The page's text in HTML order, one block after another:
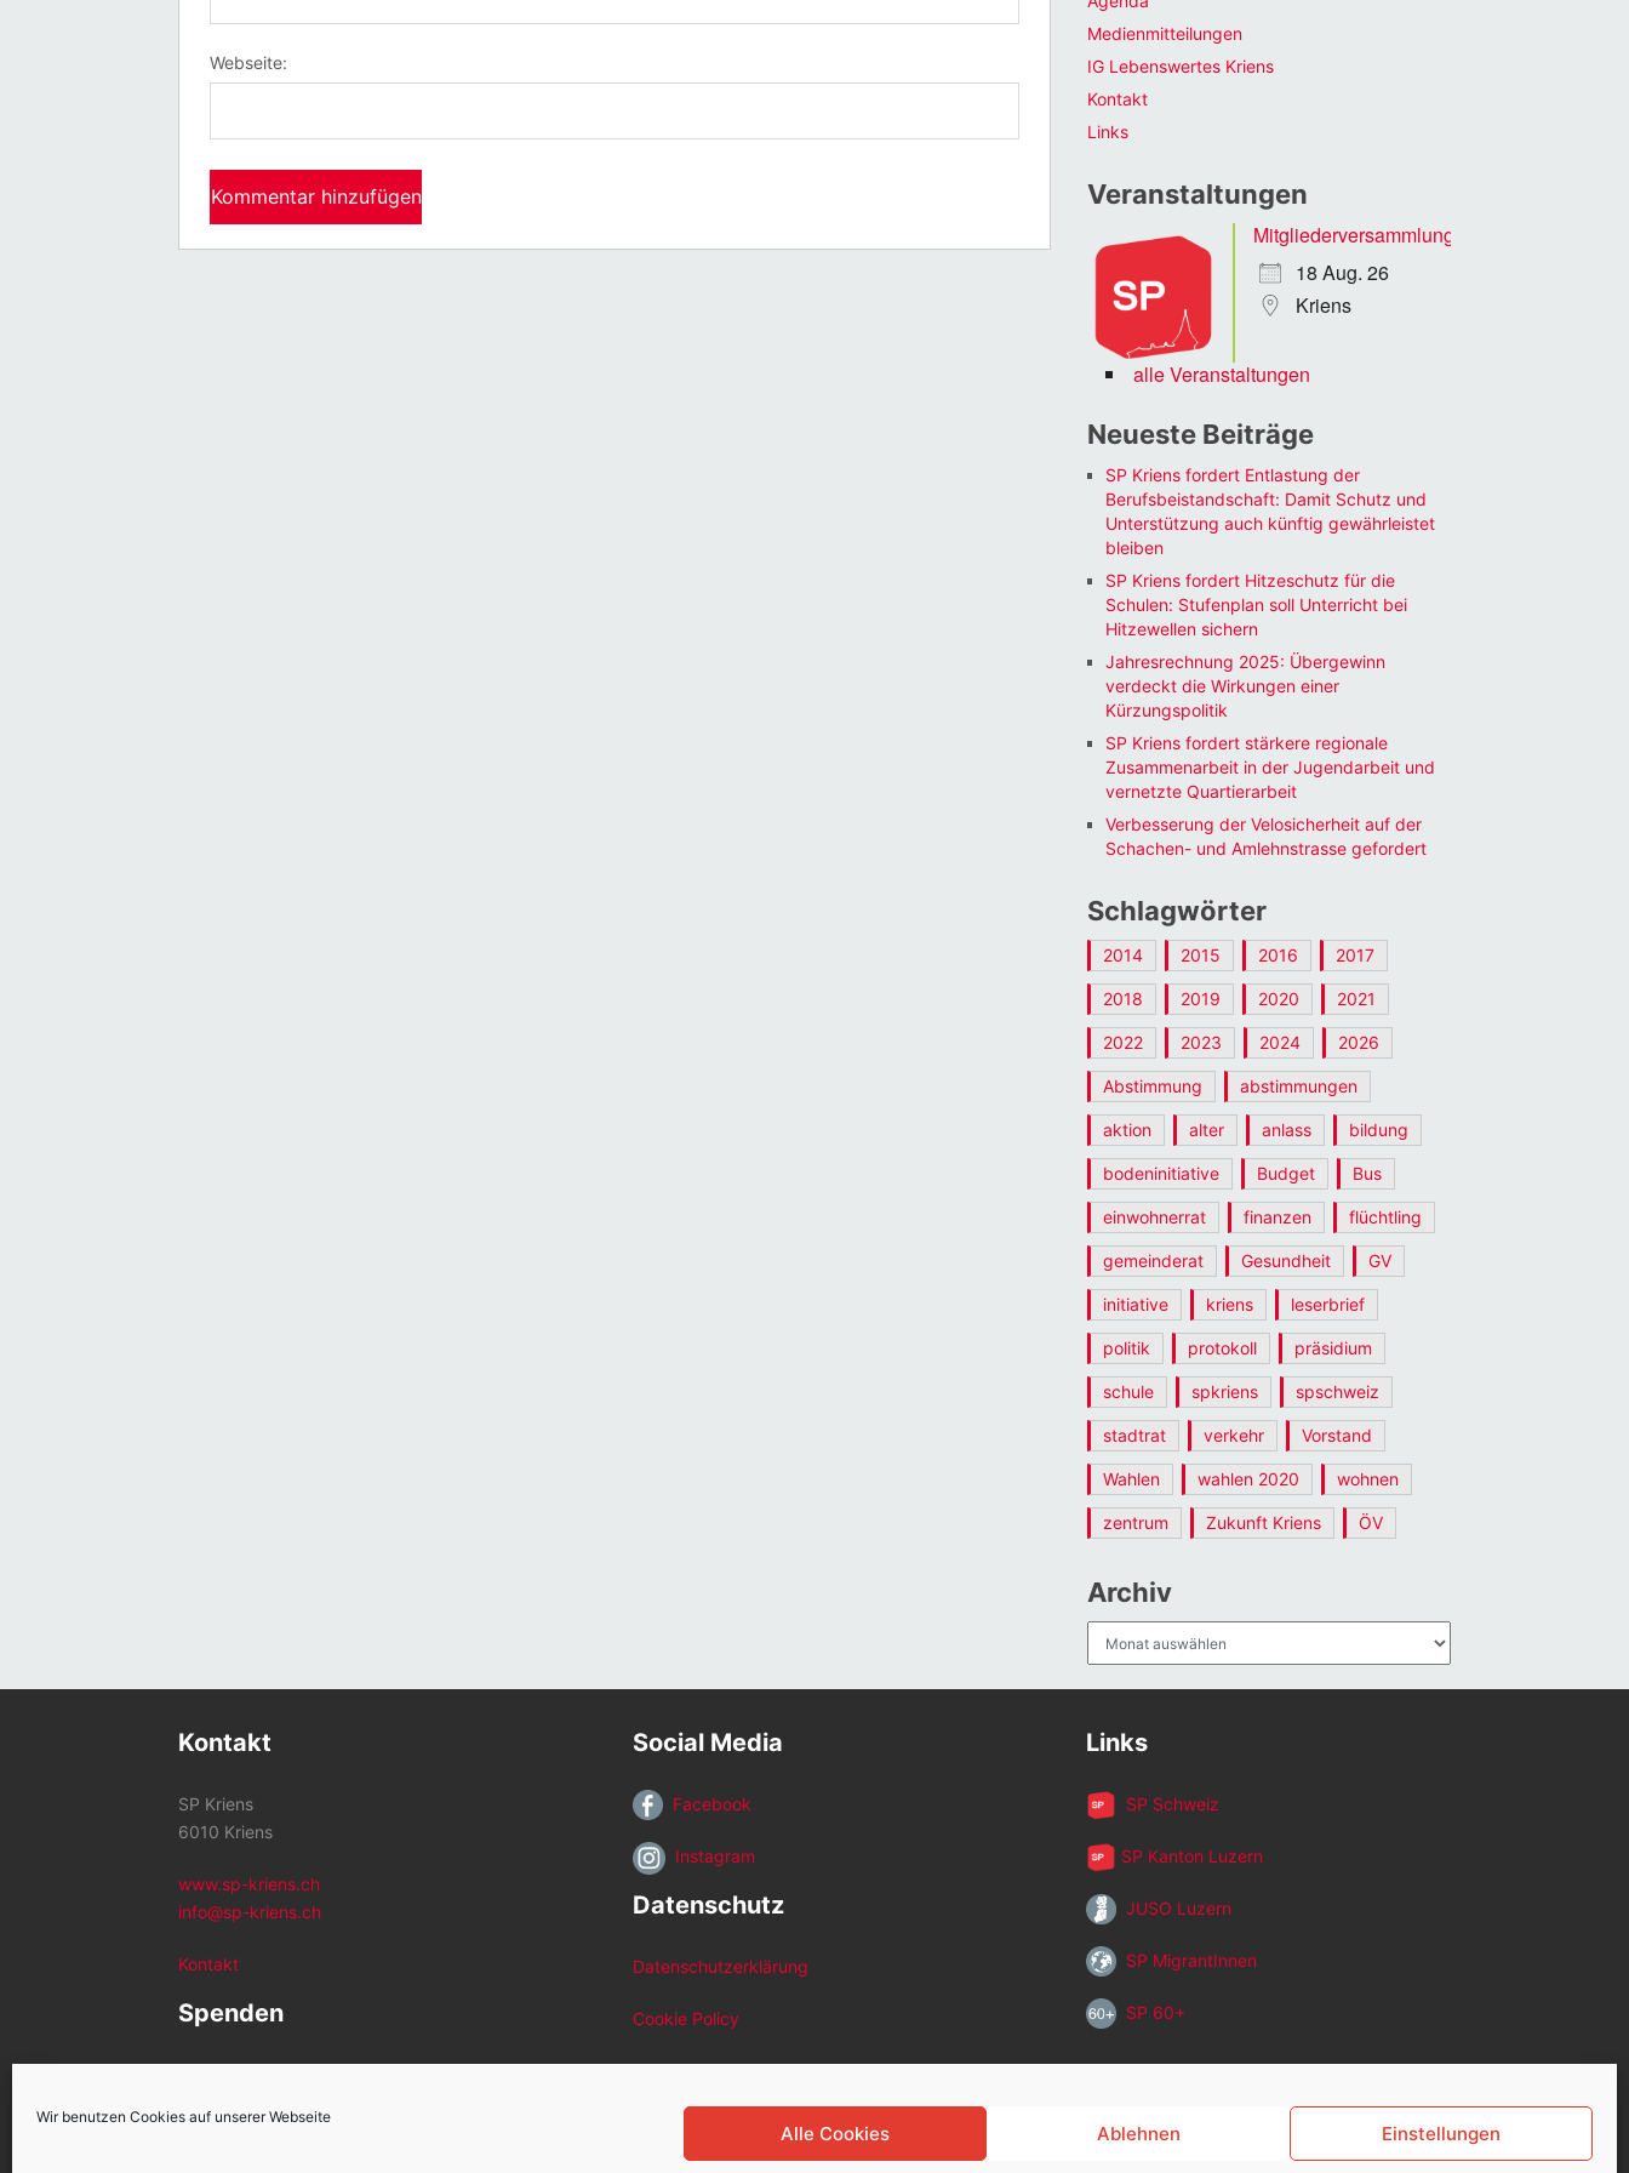
Wir benutzen Cookies auf unserer Webseite
Alle Cookies Ablehnen Einstellungen
Webseite:
Medienmitteilungen
IG Lebenswertes Kriens
Kontakt
Links
Veranstaltungen
Mitgliederversammlung
18 Aug. 26
Kriens
alle Veranstaltungen
Neueste Beiträge
SP Kriens fordert Entlastung der
Berufsbeistandschaft: Damit Schutz und
Unterstützung auch künftig gewährleistet
bleiben
SP Kriens fordert Hitzeschutz für die
Schulen: Stufenplan soll Unterricht bei
Hitzewellen sichern
Jahresrechnung 2025: Übergewinn
verdeckt die Wirkungen einer
Kürzungspolitik
SP Kriens fordert stärkere regionale
Zusammenarbeit in der Jugendarbeit und
vernetzte Quartierarbeit
Verbesserung der Velosicherheit auf der
Schachen- und Amlehnstrasse gefordert
Schlagwörter
2014 2015 2016 2017
2018 2019 2020 2021
2022 2023 2024 2026
Abstimmung abstimmungen
aktion alter anlass bildung
bodeninitiative Budget Bus
einwohnerrat finanzen flüchtling
gemeinderat Gesundheit GV
initiative kriens leserbrief
politik protokoll präsidium
schule spkriens spschweiz
stadtrat verkehr Vorstand
Wahlen wahlen 2020 wohnen
zentrum Zukunft Kriens ÖV
Archiv
Kontakt
SP Kriens
6010 Kriens
www.sp-kriens.ch
info@sp-kriens.ch
Kontakt
Spenden
Social Media
Facebook
Instagram
Datenschutz
Datenschutzerklärung
Cookie Policy
Links
SP Schweiz
SP Kanton Luzern
JUSO Luzern
SP MigrantInnen
SP 60+